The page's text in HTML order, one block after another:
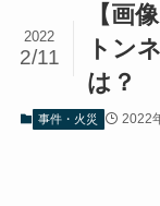
【画
トン
は？
2022
2/11
事件・火災 2022